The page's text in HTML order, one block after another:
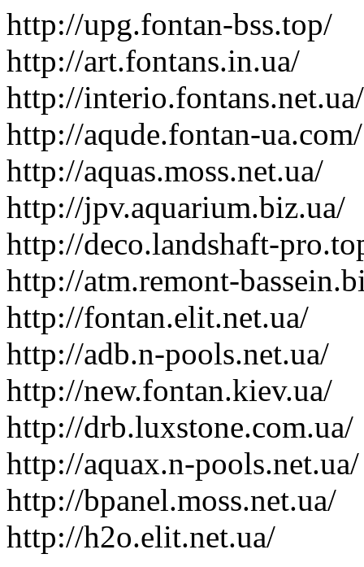
http://upg.fontan-bss.top/
http://art.fontans.in.ua/
http://interio.fontans.net.ua/
http://aqude.fontan-ua.com/
http://aquas.moss.net.ua/
http://jpv.aquarium.biz.ua/
http://deco.landshaft-
http://atm.remont-
http://fontan.elit.net.ua/
http://adb.n-pools.net.ua/
http://new.fontan.kiev.ua/
http://drb.luxstone.com.ua/
http://aquax.n-pools.net.ua/
http://bpanel.moss.net.ua/
http://h2o.elit.net.ua/